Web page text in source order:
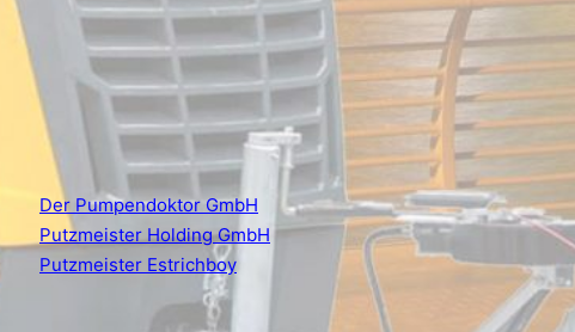
Der Pumpendoktor GmbH
Putzmeister Holding GmbH
Putzmeister Estrichboy